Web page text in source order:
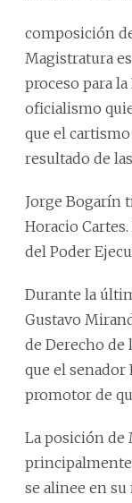
composición
Magistratura
proceso para
oficialismo
que el
resultado de
Jorge Bogarín
Horacio
del Poder
Durante la
Gustavo
de Derecho de
que el senador
promotor de
La posición de
principalmente
se alinee en